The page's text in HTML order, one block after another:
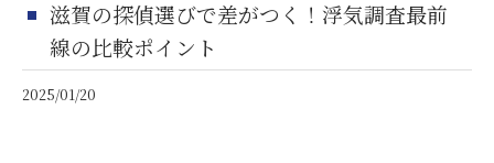
滋賀の探偵選びで差がつく！浮気調査最前
線の比較ポイント
2025/01/20